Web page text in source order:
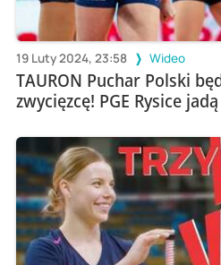
19 Luty 2024, 23:58 Wideo
TAURON Puchar Polski
zwycięzcę! PGE Rysice